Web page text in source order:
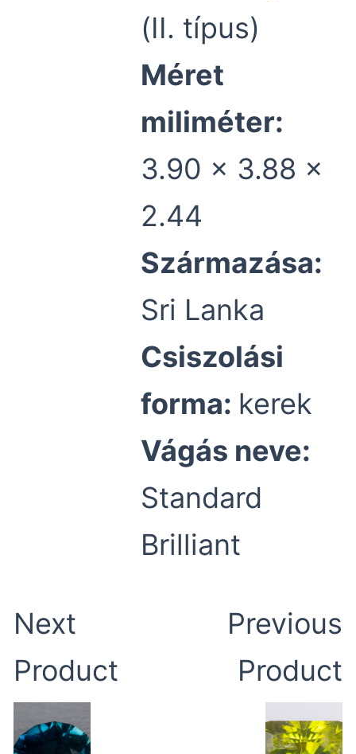
(II. típus)
Méret
miliméter:
3.90 x 3.88 x
2.44
Származása:
Sri Lanka
Csiszolási
forma: kerek
Vágás neve:
Standard
Brilliant
Next
Product
Previous
Product